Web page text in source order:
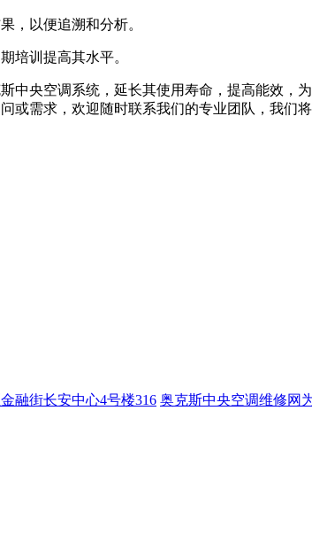
以便追溯和分析。
训提高其水平。
央空调系统，延长其使用寿命，提高能效，
需求，欢迎随时联系我们的专业团队，我们将
融街长安中心4号楼316 奥克斯中央空调维修网